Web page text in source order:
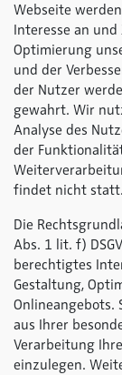
Webseite
Interesse an
Optimierung
und der
der Nutzer
gewahrt. Wir
Analyse des
der
findet nicht statt.
Die
Abs. 1 lit. f)
berechtigtes
Gestaltung,
Onlineangebots.
aus Ihrer
Verarbeitung
einzulegen.